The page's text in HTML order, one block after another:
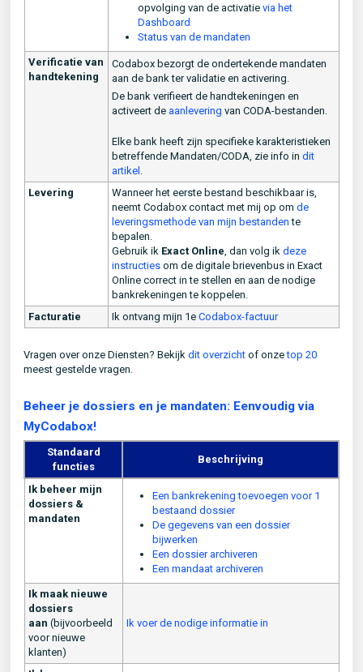
opvolging van de activatie via het
Dashboard
Status van de mandaten
Verificatie van
handtekening
Codabox bezorgt de ondertekende mandaten
aan de bank ter validatie en activering.
De bank verifieert de handtekeningen en
activeert de aanlevering van CODA-bestanden.
Elke bank heeft zijn specifieke karakteristieken
betreffende Mandaten/CODA, zie info in dit
artikel .
Levering
Wanneer het eerste bestand beschikbaar is,
neemt Codabox contact met mij op om de
leveringsmethode van mijn bestanden te
bepalen.
Gebruik ik Exact Online, dan volg ik deze
instructies om de digitale brievenbus in Exact
Online correct in te stellen en aan de nodige
bankrekeningen te koppelen.
Facturatie
Ik ontvang mijn 1e Codabox-factuur
Vragen over onze Diensten? Bekijk dit overzicht of onzetop 20
meest gestelde vragen.
Beheer je dossiers en je mandaten: Eenvoudig via
MyCodabox!
Standaard
functies
Beschrijving
Ik beheer mijn
dossiers &
mandaten
Een bankrekening toevoegen voor 1
bestaand dossier
De gegevens van een dossier
bijwerken
Een dossier archiveren
Een mandaat archiveren
Ik maak nieuwe
dossiers
aan (bijvoorbeeld
voor nieuwe
klanten)
Ik voer de nodige informatie in